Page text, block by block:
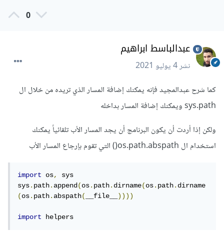
0
عبدالباسط ابراهيم
نشر4 يوليو 2021
كما شرح عبدالمجيد فإنه يمكنك إضافة المسار الذي تريده من خلال ال
sys.path ويمكنك إضافة المسار بداخله
ولكن إذا أردت أن يكون البرنامج أن يجد المسار الأب تلقائياً يمكنك
استخدام ال os.path.abspath() التي تقوم بإرجاع المسار الأب
import os,
sys
sys.path.append(os.path.dirname(os.path.dirname
(os.path.abspath( __file__))))
import helpers